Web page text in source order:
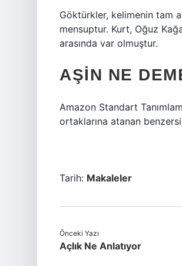
Göktürkler, kelimenin tam
mensuptur. Kurt, Oğuz
arasında var olmuştur.
AŞIN NE
Amazon Standart
ortaklarına atanan
Tarih: Makaleler
Önceki Yazı
Açlık Ne Anlatıyor